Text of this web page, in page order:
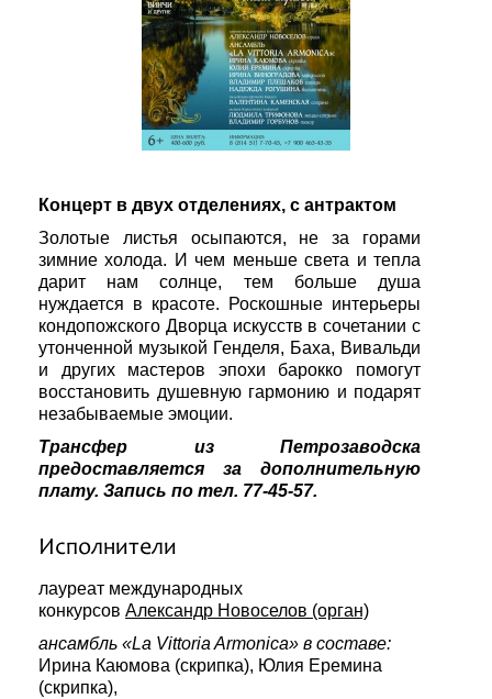
Концерт в двух отделениях, с антрактом
Золотые листья осыпаются, не за горами
зимние холода. И чем меньше света и тепла
дарит нам солнце, тем больше душа
нуждается в красоте. Роскошные интерьеры
кондопожского Дворца искусств в сочетании с
утонченной музыкой Генделя, Баха, Вивальди
и других мастеров эпохи барокко помогут
восстановить душевную гармонию и подарят
незабываемые эмоции.
Трансфер из Петрозаводска
предоставляется за дополнительную
плату. Запись по тел. 77-45-57.
Исполнители
лауреат международных
конкурсов Александр Новоселов (орган)
ансамбль «La Vittoria Armonica» в составе:
Ирина Каюмова (скрипка), Юлия Еремина
(скрипка),